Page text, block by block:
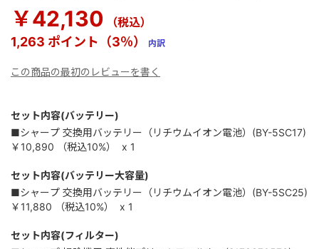
￥42,130 （税込）
1,263 ポイント（3％） 内訳
この商品の最初のレビューを書く
セット内容(バッテリー)
■シャープ 交換用バッテリー（リチウムイオン電池）(BY-5SC17)
￥10,890
（税込10%） x 1
セット内容(バッテリー大容量)
■シャープ 交換用バッテリー（リチウムイオン電池）(BY-5SC25)
￥11,880
（税込10%） x 1
セット内容(フィルター)